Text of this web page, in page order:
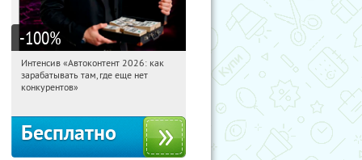
-100%
05:04:57 Получили:
Россия
Интенсив «Автоконтент 2026: как
зарабатывать там, где еще нет
конкурентов»
Бесплатно